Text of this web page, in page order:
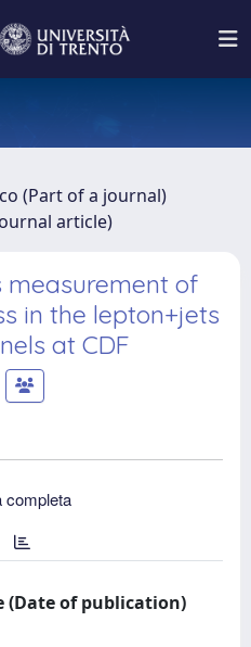
(Part of a journal)
article)
measurement of
in the lepton+jets
at CDF
completa
(Date of publication)